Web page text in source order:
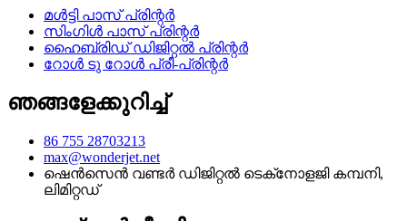
മൾട്ടി പാസ് പ്രിന്റർ
സിംഗിൾ പാസ് പ്രിന്റർ
ഹൈബ്രിഡ് ഡിജിറ്റൽ പ്രിന്റർ
റോൾ ടു റോൾ പ്രീ-പ്രിന്റർ
ഞങ്ങളേക്കുറിച്ച്
86 755 28703213
max@wonderjet.net
ഷെൻ‌സെൻ വണ്ടർ ഡിജിറ്റൽ ടെക്‌നോളജി കമ്പനി,
ലിമിറ്റഡ്